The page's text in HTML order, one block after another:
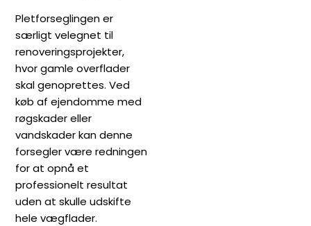
Pletforseglingen er
særligt velegnet til
renoveringsprojekter,
hvor gamle overflader
skal genoprettes. Ved
køb af ejendomme med
røgskader eller
vandskader kan denne
forsegler være redningen
for at opnå et
professionelt resultat
uden at skulle udskifte
hele vægflader.